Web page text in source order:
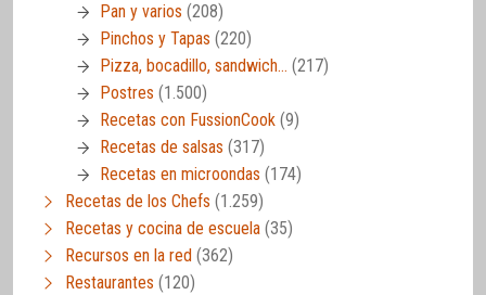
Pan y varios (208)
Pinchos y Tapas (220)
Pizza, bocadillo, sandwich… (217)
Postres (1.500)
Recetas con FussionCook (9)
Recetas de salsas (317)
Recetas en microondas (174)
Recetas de los Chefs (1.259)
Recetas y cocina de escuela (35)
Recursos en la red (362)
Restaurantes (120)